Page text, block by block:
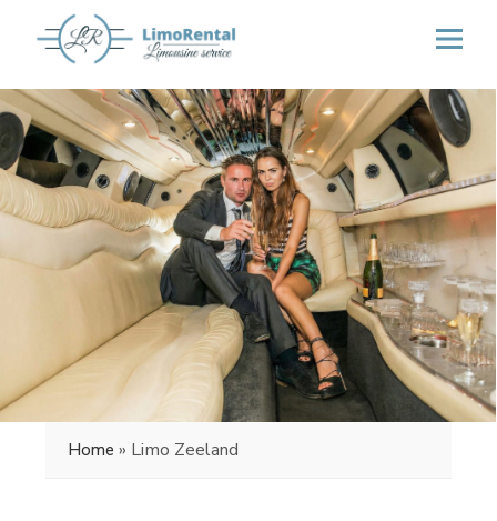
Home » Limo Zeeland